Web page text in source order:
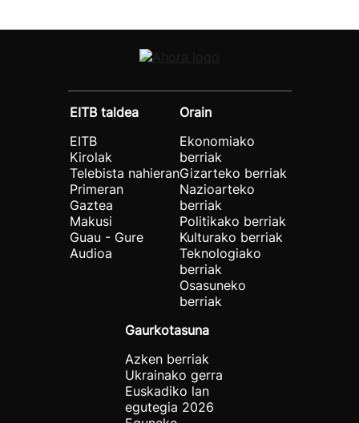
EITB taldea
EITB
Kirolak
Telebista nahieran
Primeran
Gaztea
Makusi
Guau - Gure
Audioa
Orain
Ekonomiako
berriak
Gizarteko berriak
Nazioarteko
berriak
Politikako berriak
Kulturako berriak
Teknologiako
berriak
Osasuneko
berriak
Gaurkotasuna
Azken berriak
Ukrainako gerra
Euskadiko lan
egutegia 2026